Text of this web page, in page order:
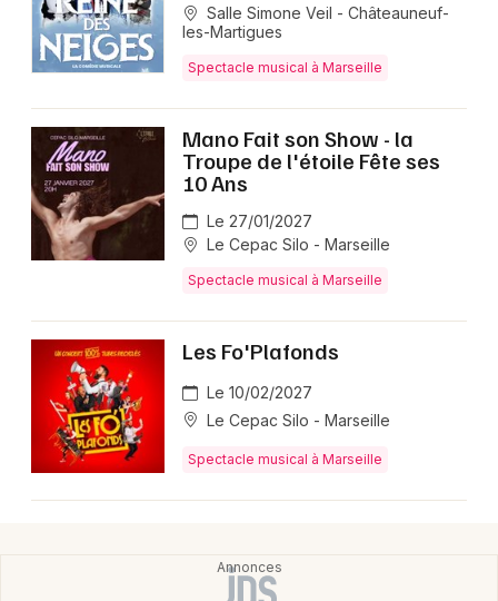
Salle Simone Veil - Châteauneuf-
les-Martigues
Spectacle musical à Marseille
Mano Fait son Show - la
Troupe de l'étoile Fête ses
10 Ans
Le 27/01/2027
Le Cepac Silo - Marseille
Spectacle musical à Marseille
Les Fo'Plafonds
Le 10/02/2027
Le Cepac Silo - Marseille
Spectacle musical à Marseille